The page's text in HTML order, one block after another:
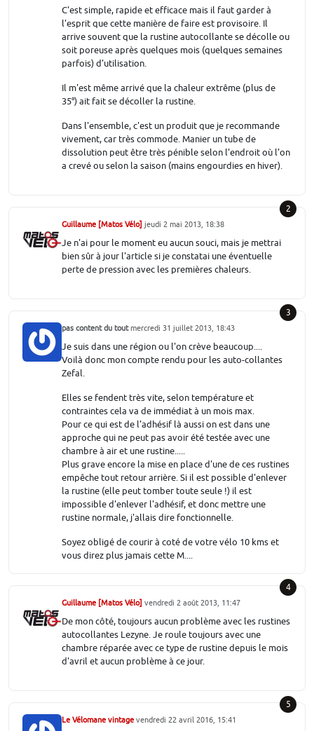
C'est simple, rapide et efficace mais il faut garder à
l'esprit que cette manière de faire est provisoire. Il
arrive souvent que la rustine autocollante se décolle ou
soit poreuse après quelques mois (quelques semaines
parfois) d'utilisation.
Il m'est même arrivé que la chaleur extrême (plus de
35°) ait fait se décoller la rustine.
Dans l'ensemble, c'est un produit que je recommande
vivement, car très commode. Manier un tube de
dissolution peut être très pénible selon l'endroit où l'on
a crevé ou selon la saison (mains engourdies en hiver).
2
Guillaume [Matos Vélo] jeudi 2 mai 2013, 18:38
Je n'ai pour le moment eu aucun souci, mais je mettrai
bien sûr à jour l'article si je constatai une éventuelle
perte de pression avec les premières chaleurs.
3
pas content du toutmercredi 31 juillet 2013, 18:43
Je suis dans une région ou l'on crève beaucoup....
Voilà donc mon compte rendu pour les auto-collantes
Zefal.
Elles se fendent très vite, selon température et
contraintes cela va de immédiat à un mois max.
Pour ce qui est de l'adhésif là aussi on est dans une
approche qui ne peut pas avoir été testée avec une
chambre à air et une rustine.....
Plus grave encore la mise en place d'une de ces rustines
empêche tout retour arrière. Si il est possible d'enlever
la rustine (elle peut tomber toute seule !) il est
impossible d'enlever l'adhésif, et donc mettre une
rustine normale, j'allais dire fonctionnelle.
Soyez obligé de courir à coté de votre vélo 10 kms et
vous direz plus jamais cette M....
4
Guillaume [Matos Vélo] vendredi 2 août 2013, 11:47
De mon côté, toujours aucun problème avec les rustines
autocollantes Lezyne. Je roule toujours avec une
chambre réparée avec ce type de rustine depuis le mois
d'avril et aucun problème à ce jour.
5
Le Vélomane vintage vendredi 22 avril 2016, 15:41